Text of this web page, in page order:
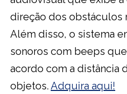
direção dos obstáculos
Além disso, o sistema
sonoros com beeps
acordo com a distância
objetos.Adquira aqui!